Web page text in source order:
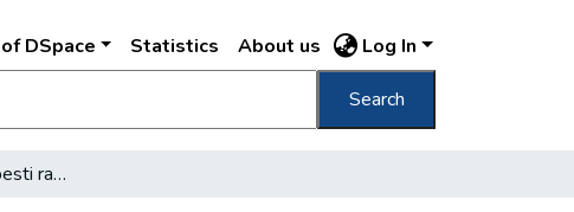
DSpace Statistics About us Log In
Search
[Hölgy bundában a pesti rakpart raktára előtt]